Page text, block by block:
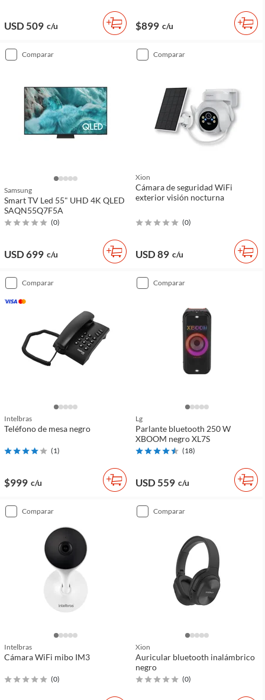
USD 509 c/u $899 c/u
comparar
Samsung
Smart TV Led 55" UHD 4K QLED
SAQN55Q7F5A
(0)
USD 699 c/u
comparar
Xion
Cámara de seguridad WiFi
exterior visión nocturna
(0)
USD 89 c/u
comparar
Intelbras
Teléfono de mesa negro
(1)
$999 c/u
comparar
Lg
Parlante bluetooth 250 W
XBOOM negro XL7S
(18)
USD 559 c/u
comparar
Intelbras
Cámara WiFi mibo IM3
(0)
comparar
Xion
Auricular bluetooth inalámbrico
negro
(0)